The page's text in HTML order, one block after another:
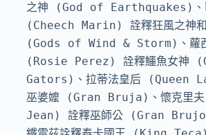
之神 (God of Earthquakes)、
(Cheech Marin) 詮釋狂風之神和
(Gods of Wind & Storm)、蘿
(Rosie Perez) 詮釋鱷魚女神
Gators)、拉蒂法皇后 (Queen
巫婆嬤 (Gran Bruja)、懷克里
Jean) 詮釋巫師公 (Gran Brujo)